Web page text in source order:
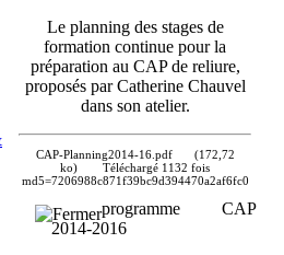
Le planning des stages de
formation continue pour la
préparation au CAP de reliure,
proposés par Catherine Chauvel
dans son atelier.
CAP-Planning2014-16.pdf
(172,72
ko)
Téléchargé 1132 fois
md5=7206988c871f39bc9d394470a2af6fc0
programme CAP
2014-2016